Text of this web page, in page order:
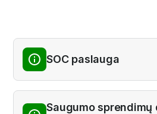
SOC paslauga
Saugumo sprendimų